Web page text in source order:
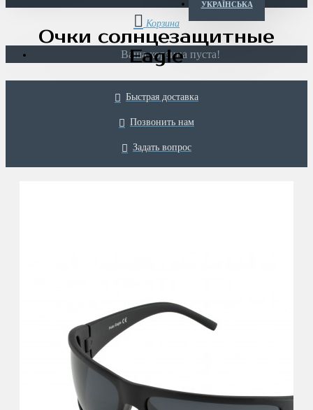
УКРАЇНСЬКА
Ваша корзина пуста!
Очки солнцезащитные
Eagle
Быстрая доставка
Позвонить нам
Задать вопрос